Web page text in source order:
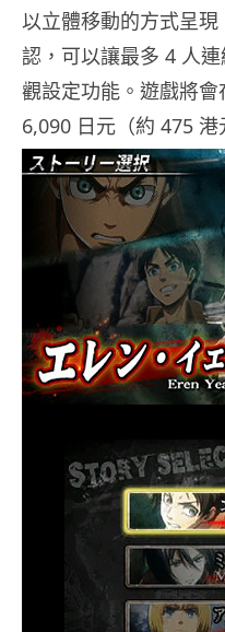
以立體移動的方式呈
認，可以讓最多 4 人
觀設定功能。遊戲將會
6,090 日元（約 475 港